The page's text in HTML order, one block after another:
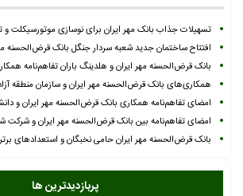
تسهیلات جذاب بانک مهر ایران برای نوسازی موتورسیکلت
افتتاح ساختمان جدید شعبه سردار جنگل بانک قرض‌الحسنه
بانک قرض‌الحسنه مهر ایران و هلدینگ باران تفاهم‌نامه
همکاری‌های بانک قرض‌الحسنه مهر ایران و سازمان منطقه
امضای تفاهم‌نامه همکاری بانک قرض‌الحسنه مهر ایران و
امضای تفاهم‌نامه بین بانک قرض‌الحسنه مهر ایران و شرکت
بانک قرض‌الحسنه مهر ایران حامی نخبگان و استعدادهای
پربازدیدترین ها